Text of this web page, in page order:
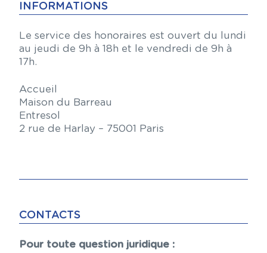
INFORMATIONS
Le service des honoraires est ouvert du lundi
au jeudi de 9h à 18h et le vendredi de 9h à
17h.
Accueil
Maison du Barreau
Entresol
2 rue de Harlay – 75001 Paris
CONTACTS
Pour toute question juridique :